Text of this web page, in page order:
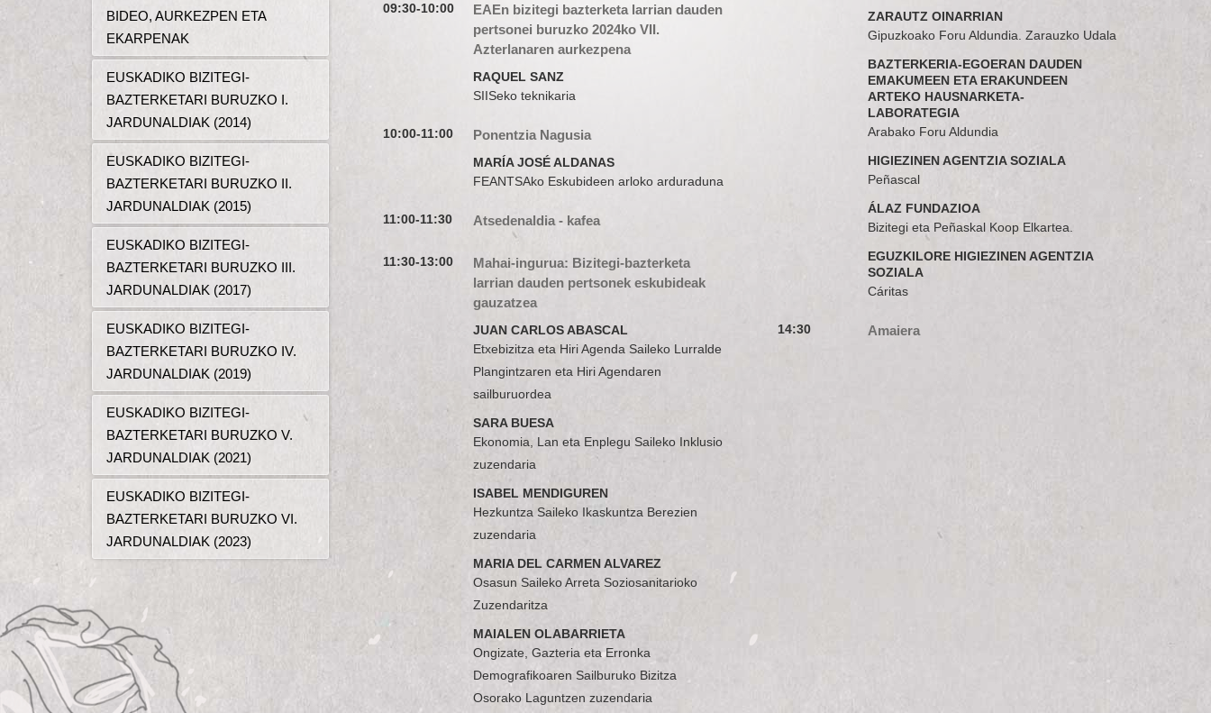
BIDEO, AURKEZPEN ETA
EKARPENAK
EUSKADIKO BIZITEGI-
BAZTERKETARI BURUZKO I.
JARDUNALDIAK (2014)
EUSKADIKO BIZITEGI-
BAZTERKETARI BURUZKO II.
JARDUNALDIAK (2015)
EUSKADIKO BIZITEGI-
BAZTERKETARI BURUZKO III.
JARDUNALDIAK (2017)
EUSKADIKO BIZITEGI-
BAZTERKETARI BURUZKO IV.
JARDUNALDIAK (2019)
EUSKADIKO BIZITEGI-
BAZTERKETARI BURUZKO V.
JARDUNALDIAK (2021)
EUSKADIKO BIZITEGI-
BAZTERKETARI BURUZKO VI.
JARDUNALDIAK (2023)
09:30-10:00
EAEn bizitegi bazterketa larrian dauden
pertsonei buruzko 2024ko VII.
Azterlanaren aurkezpena
RAQUEL SANZ
SIISeko teknikaria
10:00-11:00 Ponentzia Nagusia
MARÍA JOSÉ ALDANAS
FEANTSAko Eskubideen arloko arduraduna
11:00-11:30 Atsedenaldia - kafea
11:30-13:00
Mahai-ingurua: Bizitegi-bazterketa
larrian dauden pertsonek eskubideak
gauzatzea
JUAN CARLOS ABASCAL
Etxebizitza eta Hiri Agenda Saileko Lurralde
Plangintzaren eta Hiri Agendaren
sailburuordea
SARA BUESA
Ekonomia, Lan eta Enplegu Saileko Inklusio
zuzendaria
ISABEL MENDIGUREN
Hezkuntza Saileko Ikaskuntza Berezien
zuzendaria
MARIA DEL CARMEN ALVAREZ
Osasun Saileko Arreta Soziosanitarioko
Zuzendaritza
MAIALEN OLABARRIETA
Ongizate, Gazteria eta Erronka
Demografikoaren Sailburuko Bizitza
Osorako Laguntzen zuzendaria
ZARAUTZ OINARRIAN
Gipuzkoako Foru Aldundia. Zarauzko Udala
BAZTERKERIA-EGOERAN DAUDEN
EMAKUMEEN ETA ERAKUNDEEN
ARTEKO HAUSNARKETA-
LABORATEGIA
Arabako Foru Aldundia
HIGIEZINEN AGENTZIA SOZIALA
Peñascal
ÁLAZ FUNDAZIOA
Bizitegi eta Peñaskal Koop Elkartea.
EGUZKILORE HIGIEZINEN AGENTZIA
SOZIALA
Cáritas
14:30 Amaiera